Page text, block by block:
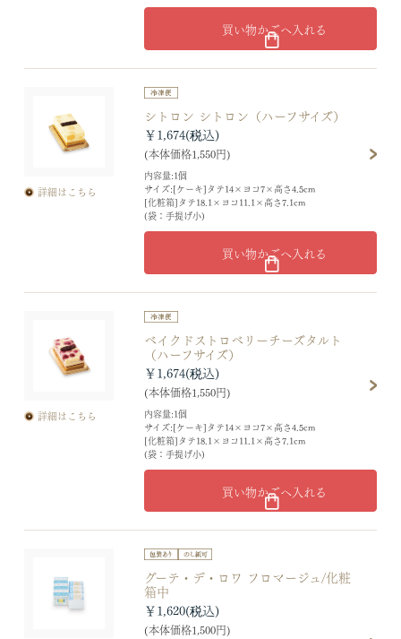
買い物かごへ入れる
詳細はこちら
シトロン シトロン（ハーフサイズ）
内容量:1個
サイズ:[ケーキ]タテ14×ヨコ7×高さ4.5cm
[化粧箱]タテ18.1×ヨコ11.1×高さ7.1cm
(袋：手提げ小)
￥1,674
(本体価格1,550円)
買い物かごへ入れる
詳細はこちら
ベイクドストロベリーチーズタルト
（ハーフサイズ）
内容量:1個
サイズ:[ケーキ]タテ14×ヨコ7×高さ4.5cm
[化粧箱]タテ18.1×ヨコ11.1×高さ7.1cm
(袋：手提げ小)
￥1,674
(本体価格1,550円)
買い物かごへ入れる
グーテ・デ・ロワ フロマージュ/化粧
箱中
￥1,620
(本体価格1,500円)